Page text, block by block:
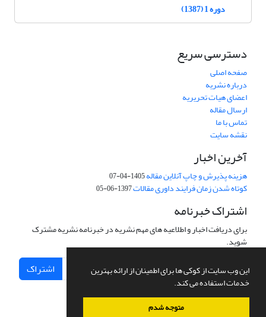
این وب سایت از کوکی ها برای اطمینان از ارائه بهترین
خدمات استفاده می کند.
متوجه شدم
دوره 1 (1387)
دسترسی سریع
صفحه اصلی
درباره نشریه
اعضای هیات تحریریه
ارسال مقاله
تماس با ما
نقشه سایت
آخرین اخبار
هزینه پذیرش و چاپ آنلاین مقاله1405-04-07
کوتاه شدن زمان فرایند داوری مقالات1397-06-05
اشتراک خبرنامه
برای دریافت اخبار و اطلاعیه های مهم نشریه در خبرنامه نشریه مشترک
شوید.
اشتراک